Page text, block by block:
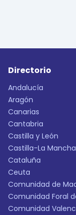
Directorio
Andalucía
Aragón
Canarias
Cantabria
Castilla y León
Castilla-La Mancha
Cataluña
Ceuta
Comunidad de
Comunidad Foral
Comunidad